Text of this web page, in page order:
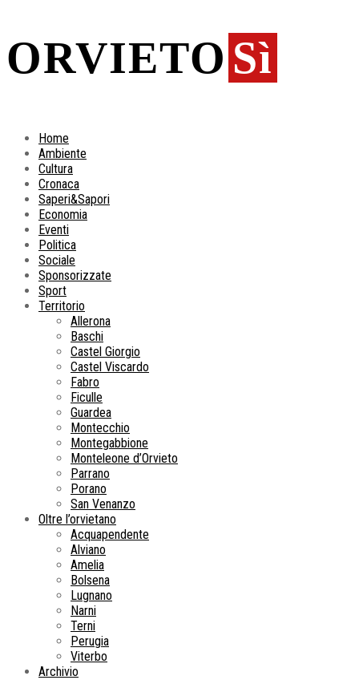
ORVIETO Sì
Home
Ambiente
Cultura
Cronaca
Saperi&Sapori
Economia
Eventi
Politica
Sociale
Sponsorizzate
Sport
Territorio
Allerona
Baschi
Castel Giorgio
Castel Viscardo
Fabro
Ficulle
Guardea
Montecchio
Montegabbione
Monteleone d’Orvieto
Parrano
Porano
San Venanzo
Oltre l’orvietano
Acquapendente
Alviano
Amelia
Bolsena
Lugnano
Narni
Terni
Perugia
Viterbo
Archivio